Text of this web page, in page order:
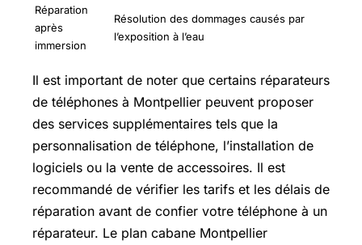
Réparation
après
immersion
Résolution des dommages causés par
l’exposition à l’eau
Il est important de noter que certains réparateurs
de téléphones à Montpellier peuvent proposer
des services supplémentaires tels que la
personnalisation de téléphone, l’installation de
logiciels ou la vente de accessoires. Il est
recommandé de vérifier les tarifs et les délais de
réparation avant de confier votre téléphone à un
réparateur. Le plan cabane Montpellier